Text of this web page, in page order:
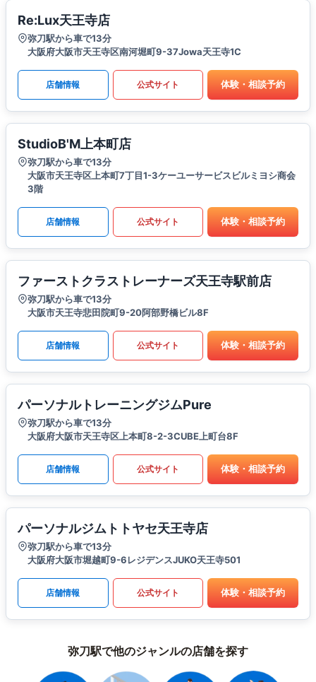
Re:Lux天王寺店
弥刀駅から車で13分
大阪府大阪市天王寺区南河堀町9-37Jowa天王寺1C
店舗情報 公式サイト 体験・相談予約
StudioB'M上本町店
弥刀駅から車で13分
大阪市天王寺区上本町7丁目1-3ケーユーサービスビルミヨシ商会
3階
店舗情報 公式サイト 体験・相談予約
ファーストクラストレーナーズ天王寺駅前店
弥刀駅から車で13分
大阪市天王寺悲田院町9-20阿部野橋ビル8F
店舗情報 公式サイト 体験・相談予約
パーソナルトレーニングジムPure
弥刀駅から車で13分
大阪府大阪市天王寺区上本町8-2-3CUBE上町台8F
店舗情報 公式サイト 体験・相談予約
パーソナルジムトトヤセ天王寺店
弥刀駅から車で13分
大阪府大阪市堀越町9-6レジデンスJUKO天王寺501
店舗情報 公式サイト 体験・相談予約
弥刀駅で他のジャンルの店舗を探す